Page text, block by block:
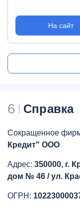
На сайт
6 Справка
Сокращенное
Кредит" ООО
Адрес: 350000, г.
дом № 46 / ул.
ОГРН: